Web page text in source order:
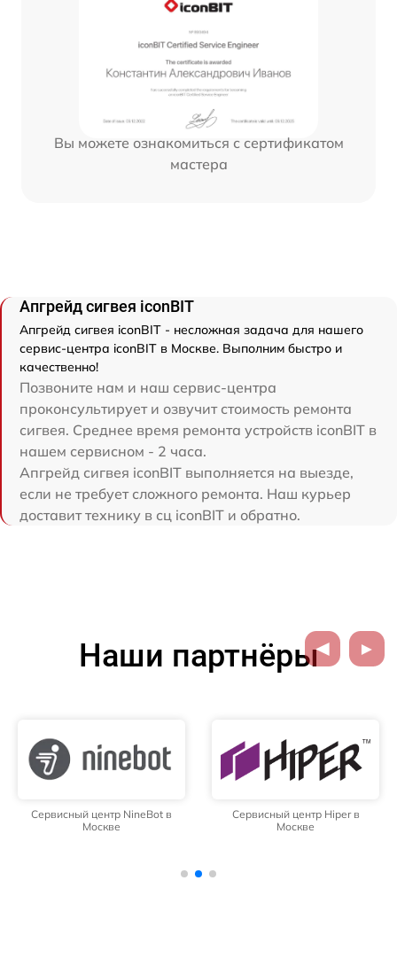
Вы можете ознакомиться с сертификатом
мастера
Апгрейд сигвея iconBIT
Апгрейд сигвея iconBIT - несложная задача для нашего
сервис-центра iconBIT в Москве. Выполним быстро и
качественно!
Позвоните нам и наш сервис-центра
проконсультирует и озвучит стоимость ремонта
сигвея. Среднее время ремонта устройств iconBIT в
нашем сервисном - 2 часа.
Апгрейд сигвея iconBIT выполняется на выезде,
если не требует сложного ремонта. Наш курьер
доставит технику в сц iconBIT и обратно.
Наши партнёры
Сервисный центр NineBot в
Москве
Сервисный центр Hiper в
Москве